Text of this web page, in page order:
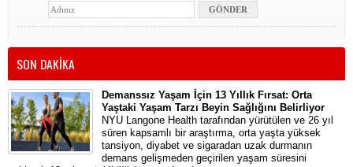
SON DAKİKA
Demanssız Yaşam İçin 13 Yıllık Fırsat: Orta
Yaştaki Yaşam Tarzı Beyin Sağlığını Belirliyor
NYU Langone Health tarafından yürütülen ve 26 yıl
süren kapsamlı bir araştırma, orta yaşta yüksek
tansiyon, diyabet ve sigaradan uzak durmanın
demans gelişmeden geçirilen yaşam süresini